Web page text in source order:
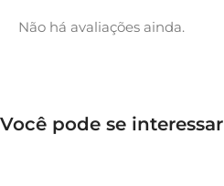
Não há avaliações ainda.
Você pode se interessar